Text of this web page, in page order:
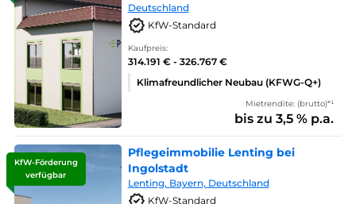
Deutschland
KfW-Standard
Kaufpreis:
314.191 € - 326.767 €
Klimafreundlicher Neubau (KFWG-Q+)
Mietrendite: (brutto)*¹
bis zu 3,5 % p.a.
KfW-Förderung
verfügbar
Pflegeimmobilie Lenting bei
Ingolstadt
Lenting, Bayern, Deutschland
KfW-Standard